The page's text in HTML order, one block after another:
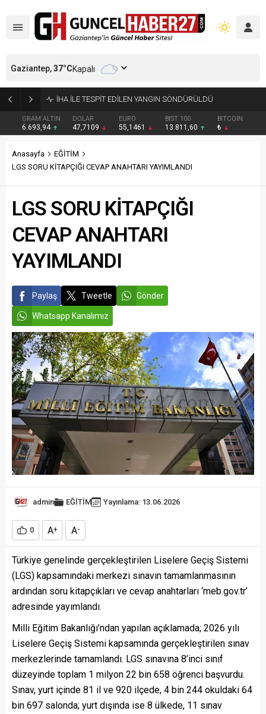
GAZİANTEP’TE YENİ PARTİ’NİN KADROSU BELLİ OLDU
GRAM ALTIN
6.693,94
DOLAR
47,7109
EURO
55,1461
BIST 100
13.811,60
BITCOIN
₺
Gaziantep,37°CKapalı
Anasayfa
EĞİTİM
LGS SORU KİTAPÇIĞI CEVAP ANAHTARI YAYIMLANDI
LGS SORU KİTAPÇIĞI
CEVAP ANAHTARI
YAYIMLANDI
Paylaş Tweetle Gönder
Whatsapp Kanalımız
admin EĞİTİM Yayınlama: 13.06.2026
0 A+ A-
Türkiye genelinde gerçekleştirilen Liselere Geçiş Sistemi
(LGS) kapsamındaki merkezi sınavın tamamlanmasının
ardından soru kitapçıkları ve cevap anahtarları ‘meb.gov.tr’
adresinde yayımlandı.
Milli Eğitim Bakanlığı’ndan yapılan açıklamada; 2026 yılı
Liselere Geçiş Sistemi kapsamında gerçekleştirilen sınav
merkezlerinde tamamlandı. LGS sınavına 8’inci sınıf
düzeyinde toplam 1 milyon 22 bin 658 öğrenci başvurdu.
Sınav, yurt içinde 81 il ve 920 ilçede, 4 bin 244 okuldaki 64
bin 697 salonda; yurt dışında ise 8 ülkede, 11 sınav